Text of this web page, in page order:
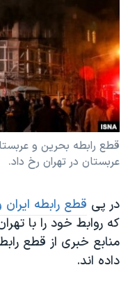
فرهنگ و زندگی
حقوق شهروندی
اقتصادی
علم و فناوری
اسرائیل در جنگ
گالری عکس
آرشیو پخش زنده
مستندها
انتخابات ریاست جمهوری
حمله جمهوری اسلامی به
رمز مهسا
ورزش زنان در ایران
اعتراضات زن، زندگی،
مجموعه مستندهای
دادگاه حمید نوری
چهل سال گروگان‌گیری
قانون شفافیت دارائی
دنبال کنید
زبانهای مختلف
قطع رابطه بحرین و
عربستان در تهران رخ داد.
در پی قطع رابطه
که روابط خود را با
منابع خبری از قطع
داده اند.